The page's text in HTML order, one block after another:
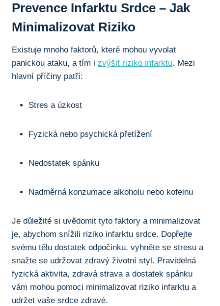
Prevence Infarktu Srdce – Jak
Minimalizovat Riziko
Existuje mnoho faktorů, které mohou vyvolat
panickou ataku, a tím i zvýšit riziko infarktu. Mezi
hlavní příčiny patří:
Stres a úzkost
Fyzická nebo psychická přetížení
Nedostatek spánku
Nadměrná konzumace alkoholu nebo kofeinu
Je důležité si uvědomit tyto faktory a minimalizovat
je, abychom snížili riziko infarktu srdce. Dopřejte
svému tělu dostatek odpočinku, vyhněte se stresu a
snažte se udržovat zdravý životní styl. Pravidelná
fyzická aktivita, zdravá strava a dostatek spánku
vám mohou pomoci minimalizovat riziko infarktu a
udržet vaše srdce zdravé.